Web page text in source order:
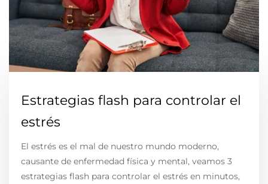
Estrategias flash para controlar el
estrés
El estrés es el mal de nuestro mundo moderno,
causante de enfermedad física y mental, veamos 3
estrategias flash para controlar el estrés en minutos,